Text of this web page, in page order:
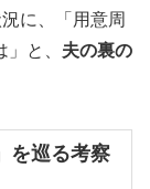
に、「用意周
と、 夫の裏の
を巡る考察